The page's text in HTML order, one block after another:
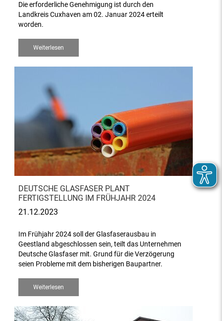
Die erforderliche Genehmigung ist durch den
Landkreis Cuxhaven am 02. Januar 2024 erteilt
worden.
Weiterlesen
DEUTSCHE GLASFASER PLANT
FERTIGSTELLUNG IM FRÜHJAHR 2024
21.12.2023
Im Frühjahr 2024 soll der Glasfaserausbau in
Geestland abgeschlossen sein, teilt das Unternehmen
Deutsche Glasfaser mit. Grund für die Verzögerung
seien Probleme mit dem bisherigen Baupartner.
Weiterlesen